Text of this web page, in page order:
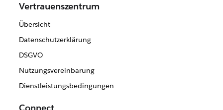
Vertrauenszentrum
Übersicht
Datenschutzerklärung
DSGVO
Nutzungsvereinbarung
Dienstleistungsbedingungen